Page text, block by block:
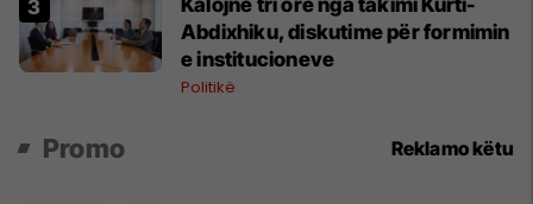
Kalojnë tri orë nga takimi Kurti-
Abdixhiku, diskutime për formimin
e institucioneve
Politikë
Promo Reklamo këtu